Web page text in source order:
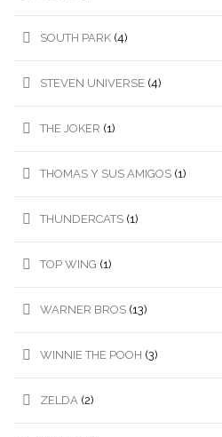
SOUTH PARK (4)
STEVEN UNIVERSE (4)
THE JOKER (1)
THOMAS Y SUS AMIGOS (1)
THUNDERCATS (1)
TOP WING (1)
WARNER BROS (13)
WINNIE THE POOH (3)
ZELDA (2)